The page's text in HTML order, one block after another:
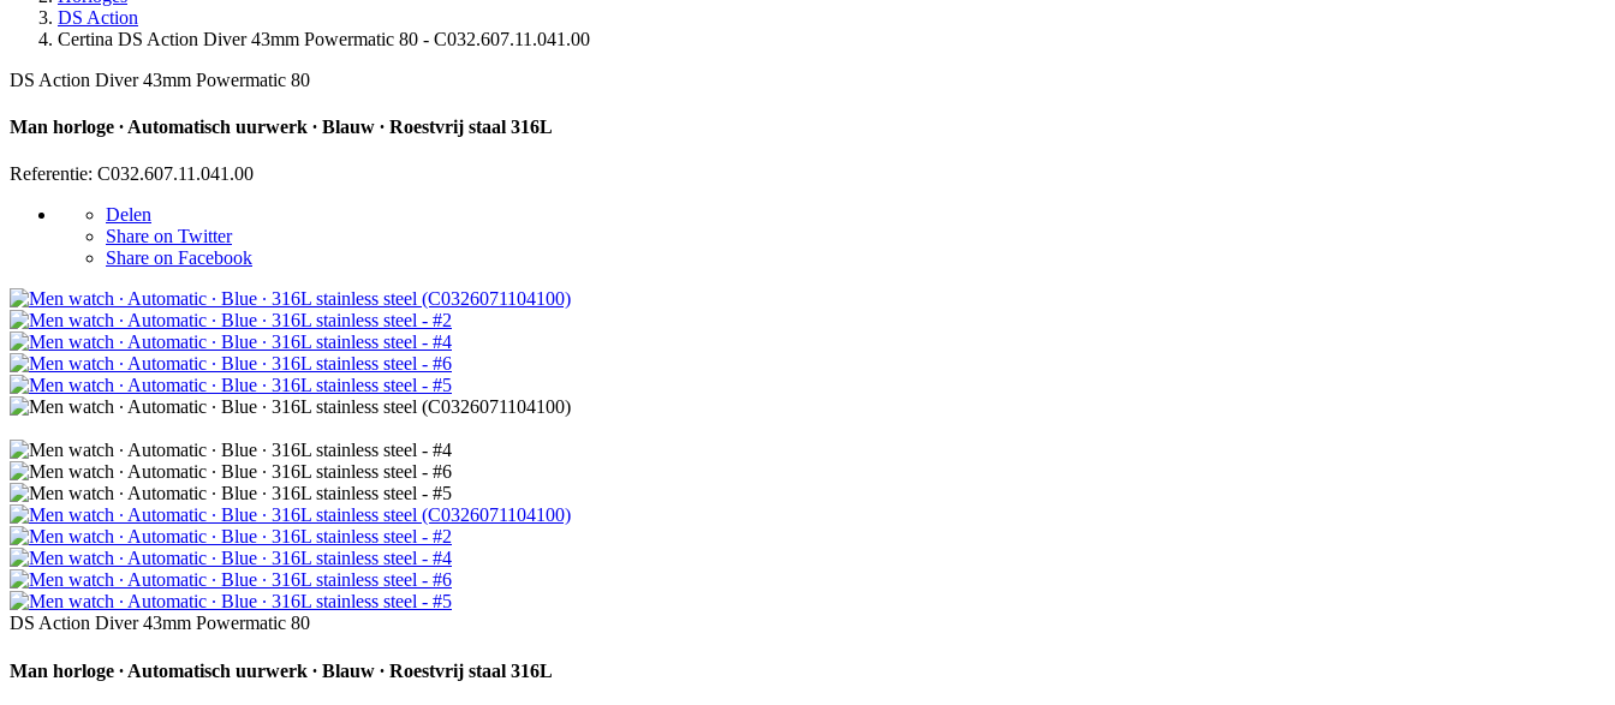
DS Action
Certina DS Action Diver 43mm Powermatic 80 - C032.607.11.041.00
DS Action Diver 43mm Powermatic 80
Man horloge ∙ Automatisch uurwerk ∙ Blauw ∙ Roestvrij staal 316L
Referentie: C032.607.11.041.00
Delen
Share on Twitter
Share on Facebook
DS Action Diver 43mm Powermatic 80
Man horloge ∙ Automatisch uurwerk ∙ Blauw ∙ Roestvrij staal 316L